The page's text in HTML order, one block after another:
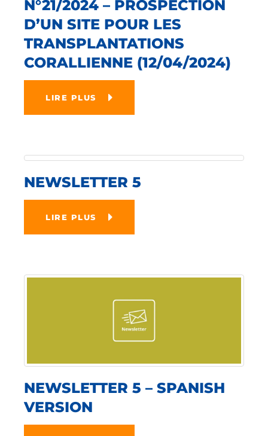
N°21/2024 – PROSPECTION
D’UN SITE POUR LES
TRANSPLANTATIONS
CORALLIENNE (12/04/2024)
LIRE PLUS
NEWSLETTER 5
LIRE PLUS
NEWSLETTER 5 – SPANISH
VERSION